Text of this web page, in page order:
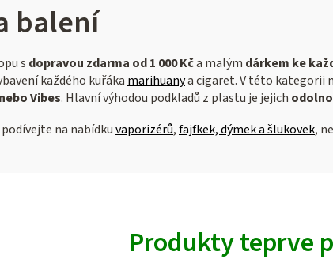
balení
s dopravou zdarma od 1 000 Kča malým dárkem ke
každého kuřáka marihuanya cigaret. V této kategorii
Vibes. Hlavní výhodou podkladů z plastu je jejich
na nabídkuvaporizérů,fajfkek, dýmek a šlukovek,
Produkty teprve